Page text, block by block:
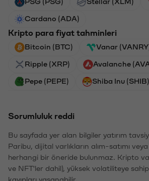
PSG (PSG) Stellar (XLM)
Cardano (ADA)
Kripto para fiyat tahminleri
Bitcoin (BTC) Vanar
Ripple (XRP) Avalanche
Pepe (PEPE) Shiba Inu (SHIB)
Sorumluluk reddi
Bu sayfada yer alan bilgiler yatırım
Paribu, dijital varlıkların alım-satımı
herhangi bir öneride bulunmaz. Kripto
ve NFT'ler dahil), yüksek volatiliteye